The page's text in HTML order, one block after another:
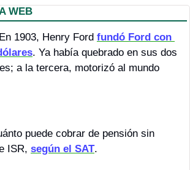
WEB
1903, Henry Ford fundó Ford con
. Ya había quebrado en sus dos
a la tercera, motorizó al mundo
puede cobrar de pensión sin
ISR, según el SAT.